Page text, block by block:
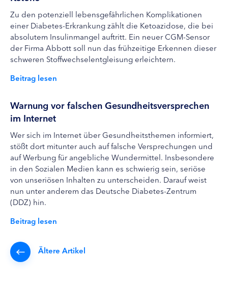
Zu den potenziell lebensgefährlichen Komplikationen
einer Diabetes-Erkrankung zählt die Ketoazidose, die bei
absolutem Insulinmangel auftritt. Ein neuer CGM-Sensor
der Firma Abbott soll nun das frühzeitige Erkennen dieser
schweren Stoffwechselentgleisung erleichtern.
Beitrag lesen
Warnung vor falschen Gesundheitsversprechen
im Internet
Wer sich im Internet über Gesundheitsthemen informiert,
stößt dort mitunter auch auf falsche Versprechungen und
auf Werbung für angebliche Wundermittel. Insbesondere
in den Sozialen Medien kann es schwierig sein, seriöse
von unseriösen Inhalten zu unterscheiden. Darauf weist
nun unter anderem das Deutsche Diabetes-Zentrum
(DDZ) hin.
Beitrag lesen
Ältere Artikel